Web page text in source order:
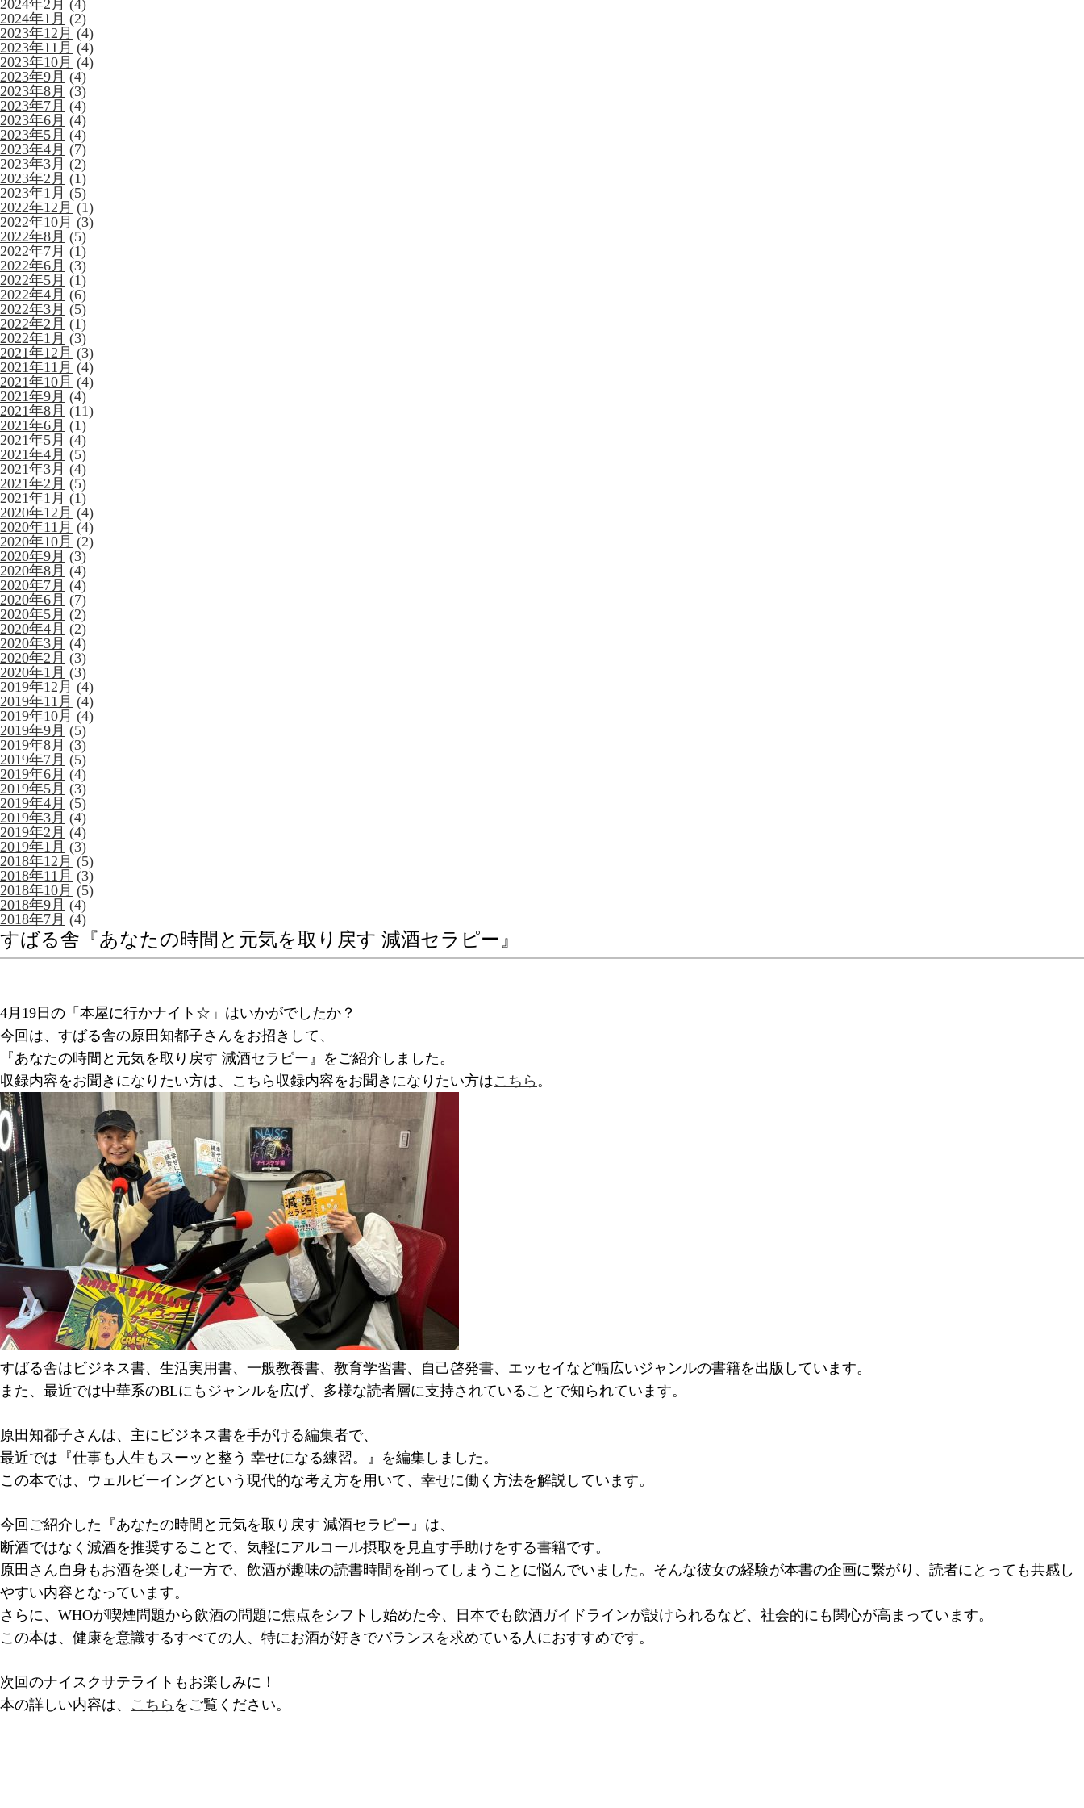
2024年2月 (4)
2024年1月 (2)
2023年12月 (4)
2023年11月 (4)
2023年10月 (4)
2023年9月 (4)
2023年8月 (3)
2023年7月 (4)
2023年6月 (4)
2023年5月 (4)
2023年4月 (7)
2023年3月 (2)
2023年2月 (1)
2023年1月 (5)
2022年12月 (1)
2022年10月 (3)
2022年8月 (5)
2022年7月 (1)
2022年6月 (3)
2022年5月 (1)
2022年4月 (6)
2022年3月 (5)
2022年2月 (1)
2022年1月 (3)
2021年12月 (3)
2021年11月 (4)
2021年10月 (4)
2021年9月 (4)
2021年8月 (11)
2021年6月 (1)
2021年5月 (4)
2021年4月 (5)
2021年3月 (4)
2021年2月 (5)
2021年1月 (1)
2020年12月 (4)
2020年11月 (4)
2020年10月 (2)
2020年9月 (3)
2020年8月 (4)
2020年7月 (4)
2020年6月 (7)
2020年5月 (2)
2020年4月 (2)
2020年3月 (4)
2020年2月 (3)
2020年1月 (3)
2019年12月 (4)
2019年11月 (4)
2019年10月 (4)
2019年9月 (5)
2019年8月 (3)
2019年7月 (5)
2019年6月 (4)
2019年5月 (3)
2019年4月 (5)
2019年3月 (4)
2019年2月 (4)
2019年1月 (3)
2018年12月 (5)
2018年11月 (3)
2018年10月 (5)
2018年9月 (4)
2018年7月 (4)
すばる舎『あなたの時間と元気を取り戻す 減酒セラピー』
4月19日の「本屋に行かナイト☆」はいかがでしたか？
今回は、すばる舎の原田知都子さんをお招きして、
『あなたの時間と元気を取り戻す 減酒セラピー』をご紹介しました。
収録内容をお聞きになりたい方は、こちら収録内容をお聞きになりたい方はこちら 。
すばる舎はビジネス書、生活実用書、一般教養書、教育学習書、自己啓発書、エッセイなど幅広いジャンルの書籍を出版しています。
また、最近では中華系のBLにもジャンルを広げ、多様な読者層に支持されていることで知られています。
原田知都子さんは、主にビジネス書を手がける編集者で、
最近では『仕事も人生もスーッと整う 幸せになる練習。』を編集しました。
この本では、ウェルビーイングという現代的な考え方を用いて、幸せに働く方法を解説しています。
今回ご紹介した『あなたの時間と元気を取り戻す 減酒セラピー』は、
断酒ではなく減酒を推奨することで、気軽にアルコール摂取を見直す手助けをする書籍です。
原田さん自身もお酒を楽しむ一方で、飲酒が趣味の読書時間を削ってしまうことに悩んでいました。そんな彼女の経験が本書の企画に繋がり、読者にとっても共感し
やすい内容となっています。
さらに、WHOが喫煙問題から飲酒の問題に焦点をシフトし始めた今、日本でも飲酒ガイドラインが設けられるなど、社会的にも関心が高まっています。
この本は、健康を意識するすべての人、特にお酒が好きでバランスを求めている人におすすめです。
次回のナイスクサテライトもお楽しみに！
本の詳しい内容は、 こちら をご覧ください。